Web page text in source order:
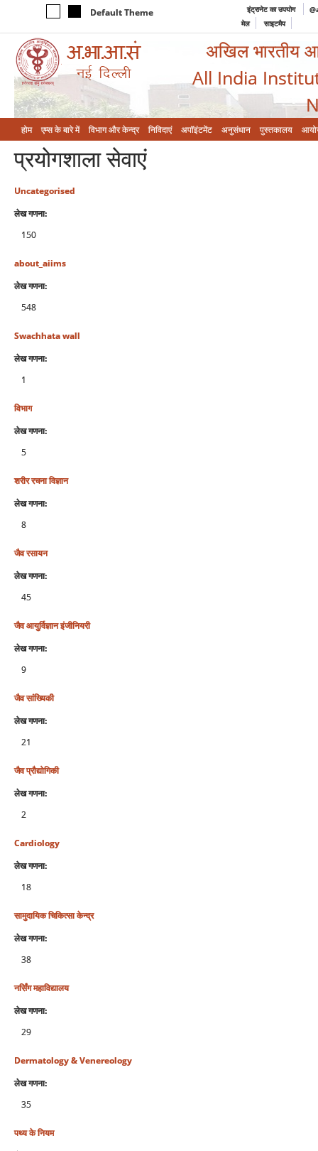
Default Theme इंट्रानेट का उपयोग
मेल
साइटमैप
अखिल भारतीय
All India
होम एम्‍स के बारे में विभाग और केन्‍द्र निविदाएं अपॉइंटमेंट अनुसंधान पुस्तकालय
प्रयोगशाला सेवाएं
Uncategorised
लेख गणना:
150
about_aiims
लेख गणना:
548
Swachhata wall
लेख गणना:
1
विभाग
लेख गणना:
5
शरीर रचना विज्ञान
लेख गणना:
8
जैव रसायन
लेख गणना:
45
जैव आयुर्विज्ञान इंजीनियरी
लेख गणना:
9
जैव सांख्यिकी
लेख गणना:
21
जैव प्रौद्योगिकी
लेख गणना:
2
Cardiology
लेख गणना:
18
सामुदायिक चिकित्‍सा केन्‍द्र
लेख गणना:
38
नर्सिंग महाविद्यालय
लेख गणना:
29
Dermatology & Venereology
लेख गणना:
35
पथ्य के नियम